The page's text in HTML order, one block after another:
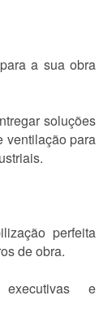
a sua obra
soluções
ventilação para
perfeita
de obra.
e